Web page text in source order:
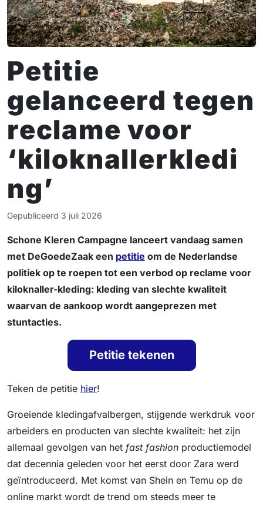
Petitie
gelanceerd tegen
reclame voor
‘kiloknallerkledi
ng’
Gepubliceerd 3 juli 2026
Schone Kleren Campagne lanceert vandaag samen
met DeGoedeZaak een petitie om de Nederlandse
politiek op te roepen tot een verbod op reclame voor
kiloknaller-kleding: kleding van slechte kwaliteit
waarvan de aankoop wordt aangeprezen met
stuntacties.
Petitie tekenen
Teken de petitie hier!
Groeiende kledingafvalbergen, stijgende werkdruk voor
arbeiders en producten van slechte kwaliteit: het zijn
allemaal gevolgen van het fast fashion productiemodel
dat decennia geleden voor het eerst door Zara werd
geïntroduceerd. Met komst van Shein en Temu op de
online markt wordt de trend om steeds meer te